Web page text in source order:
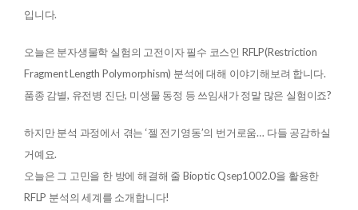
입니다.
오늘은 분자생물학 실험의 고전이자 필수 코스인 RFLP(Restriction
Fragment Length Polymorphism) 분석에 대해 이야기해보려 합니다.
품종 감별, 유전병 진단, 미생물 동정 등 쓰임새가 정말 많은 실험이죠?
하지만 분석 과정에서 겪는 ‘젤 전기영동’의 번거로움… 다들 공감하실
거예요.
오늘은 그 고민을 한 방에 해결해 줄 Bioptic Qsep1002.0을 활용한
RFLP 분석의 세계를 소개합니다!